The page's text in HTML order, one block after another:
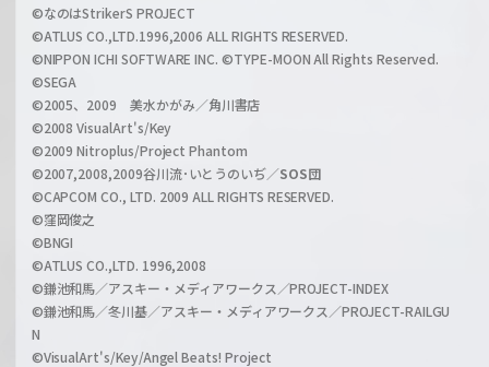
h
a
n
l
©なのはStrikerS PROJECT
©ATLUS CO.,LTD.1996,2006 ALL RIGHTS RESERVED.
©NIPPON ICHI SOFTWARE INC. ©TYPE-MOON All Rights Reserved.
©SEGA
©2005、2009 美水かがみ／角川書店
©2008 VisualArt's/Key
©2009 Nitroplus/Project Phantom
©2007,2008,2009谷川流･いとうのいぢ／SOS団
©CAPCOM CO., LTD. 2009 ALL RIGHTS RESERVED.
©窪岡俊之
©BNGI
©ATLUS CO.,LTD. 1996,2008
©鎌池和馬／アスキー・メディアワークス／PROJECT-INDEX
©鎌池和馬／冬川基／アスキー・メディアワークス／PROJECT-RAILGU
N
©VisualArt's/Key/Angel Beats! Project